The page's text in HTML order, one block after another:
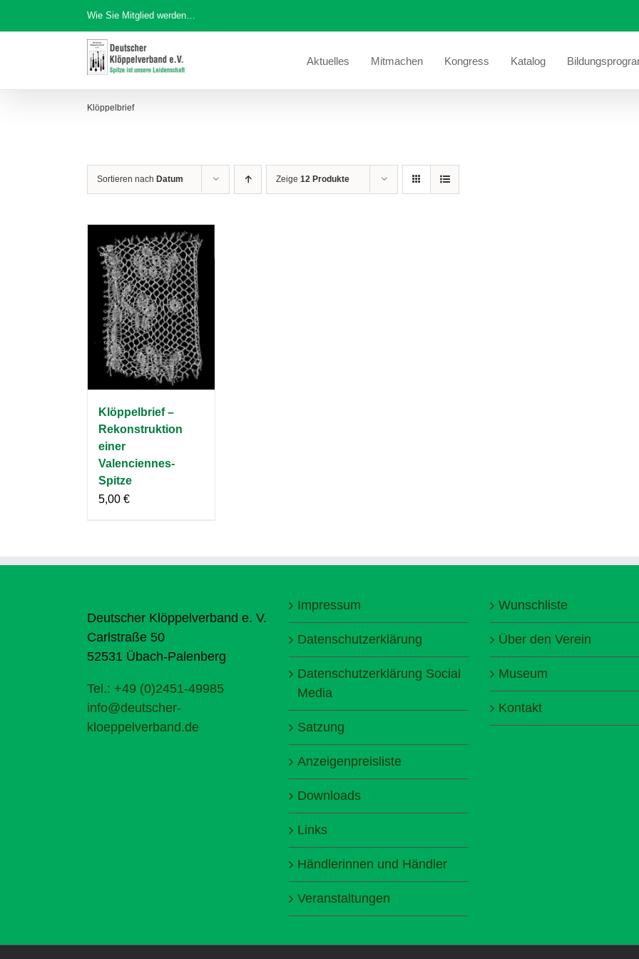
Inhalt
Wie Sie Mitglied werden…
Aktuelles Mitmachen Kongress Katalog
Klöppelbrief
Sortieren nach Datum Zeige 12 Produkte
Klöppelbrief –
Rekonstruktion
einer
Valenciennes-
Spitze
5,00 €
Deutscher Klöppelverband e. V.
Carlstraße 50
52531 Übach-Palenberg
Tel.: +49 (0)2451-49985
info@deutscher-
kloeppelverband.de
Impressum
Datenschutzerklärung
Datenschutzerklärung Social
Media
Satzung
Anzeigenpreisliste
Downloads
Links
Händlerinnen und Händler
Veranstaltungen
Wunschliste
Über den Verein
Museum
Kontakt